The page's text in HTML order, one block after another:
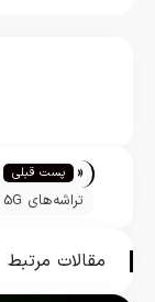
« پست قبلی
مقالات مرتبط